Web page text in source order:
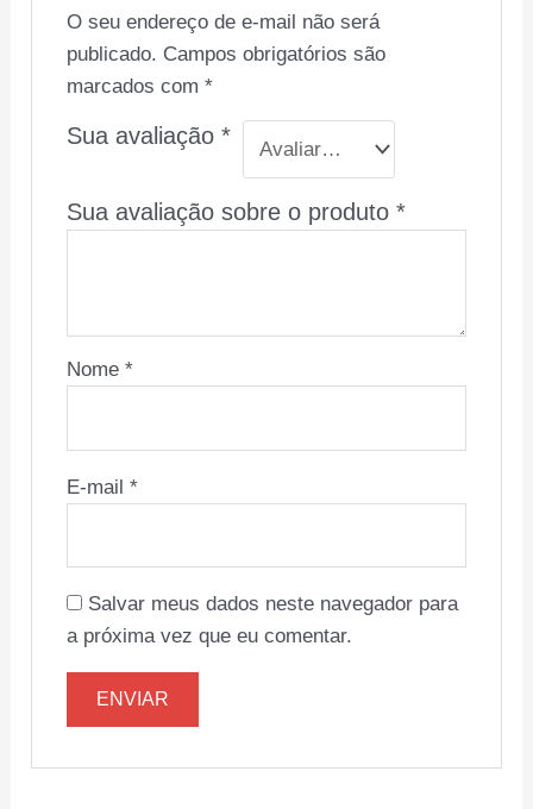
O seu endereço de e-mail não será
publicado. Campos obrigatórios são
marcados com *
Sua avaliação *
Sua avaliação sobre o produto *
Nome *
E-mail *
Salvar meus dados neste navegador para
a próxima vez que eu comentar.